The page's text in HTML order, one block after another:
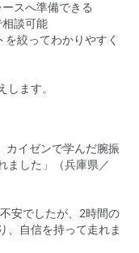
スへ準備できる
談可能
絞ってわかりやすく
ます。
カイゼンで学んだ腕振
ました」（兵庫県／
安でしたが、2時間の
、自信を持って走れま